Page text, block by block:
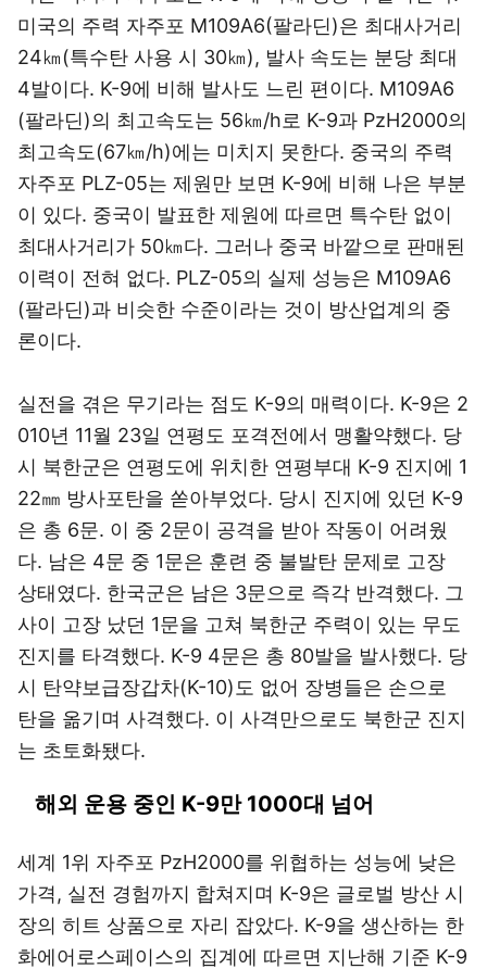
미국의 주력 자주포 M109A6(팔라딘)은 최대사거리
24㎞(특수탄 사용 시 30㎞), 발사 속도는 분당 최대
4발이다. K-9에 비해 발사도 느린 편이다. M109A6
(팔라딘)의 최고속도는 56㎞/h로 K-9과 PzH2000의
최고속도(67㎞/h)에는 미치지 못한다. 중국의 주력
자주포 PLZ-05는 제원만 보면 K-9에 비해 나은 부분
이 있다. 중국이 발표한 제원에 따르면 특수탄 없이
최대사거리가 50㎞다. 그러나 중국 바깥으로 판매된
이력이 전혀 없다. PLZ-05의 실제 성능은 M109A6
(팔라딘)과 비슷한 수준이라는 것이 방산업계의 중
론이다.
실전을 겪은 무기라는 점도 K-9의 매력이다. K-9은 2
010년 11월 23일 연평도 포격전에서 맹활약했다. 당
시 북한군은 연평도에 위치한 연평부대 K-9 진지에 1
22㎜ 방사포탄을 쏟아부었다. 당시 진지에 있던 K-9
은 총 6문. 이 중 2문이 공격을 받아 작동이 어려웠
다. 남은 4문 중 1문은 훈련 중 불발탄 문제로 고장
상태였다. 한국군은 남은 3문으로 즉각 반격했다. 그
사이 고장 났던 1문을 고쳐 북한군 주력이 있는 무도
진지를 타격했다. K-9 4문은 총 80발을 발사했다. 당
시 탄약보급장갑차(K-10)도 없어 장병들은 손으로
탄을 옮기며 사격했다. 이 사격만으로도 북한군 진지
는 초토화됐다.
해외 운용 중인 K-9만 1000대 넘어
세계 1위 자주포 PzH2000를 위협하는 성능에 낮은
가격, 실전 경험까지 합쳐지며 K-9은 글로벌 방산 시
장의 히트 상품으로 자리 잡았다. K-9을 생산하는 한
화에어로스페이스의 집계에 따르면 지난해 기준 K-9